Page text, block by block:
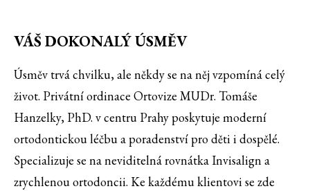
VÁŠ DOKONALÝ ÚSMĚV
Úsměv trvá chvilku, ale někdy se na něj vzpomíná celý
život. Privátní ordinace Ortovize MUDr. Tomáše
Hanzelky, PhD. v centru Prahy poskytuje moderní
ortodontickou léčbu a poradenství pro děti i dospělé.
Specializuje se na neviditelná rovnátka Invisalign a
zrychlenou ortodoncii. Ke každému klientovi se zde